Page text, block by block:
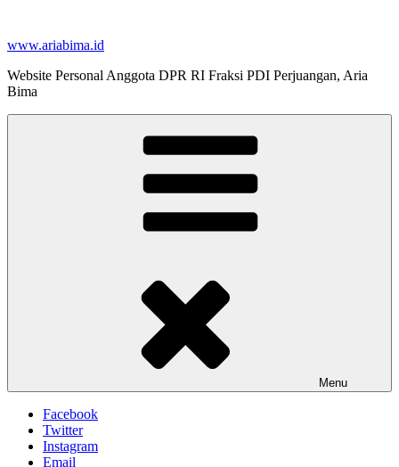
content
www.ariabima.id
Website Personal Anggota DPR RI Fraksi PDI Perjuangan, Aria
Bima
Menu
Facebook
Twitter
Instagram
Email